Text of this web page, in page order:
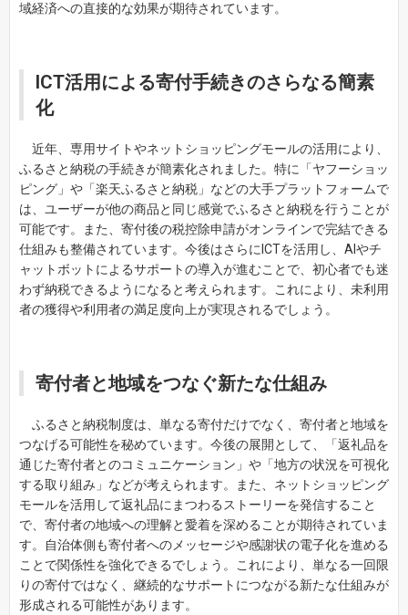
域経済への直接的な効果が期待されています。
ICT活用による寄付手続きのさらなる簡素
化
近年、専用サイトやネットショッピングモールの活用により、
ふるさと納税の手続きが簡素化されました。特に「ヤフーショッ
ピング」や「楽天ふるさと納税」などの大手プラットフォームで
は、ユーザーが他の商品と同じ感覚でふるさと納税を行うことが
可能です。また、寄付後の税控除申請がオンラインで完結できる
仕組みも整備されています。今後はさらにICTを活用し、AIやチ
ャットボットによるサポートの導入が進むことで、初心者でも迷
わず納税できるようになると考えられます。これにより、未利用
者の獲得や利用者の満足度向上が実現されるでしょう。
寄付者と地域をつなぐ新たな仕組み
ふるさと納税制度は、単なる寄付だけでなく、寄付者と地域を
つなげる可能性を秘めています。今後の展開として、「返礼品を
通じた寄付者とのコミュニケーション」や「地方の状況を可視化
する取り組み」などが考えられます。また、ネットショッピング
モールを活用して返礼品にまつわるストーリーを発信すること
で、寄付者の地域への理解と愛着を深めることが期待されていま
す。自治体側も寄付者へのメッセージや感謝状の電子化を進める
ことで関係性を強化できるでしょう。これにより、単なる一回限
りの寄付ではなく、継続的なサポートにつながる新たな仕組みが
形成される可能性があります。